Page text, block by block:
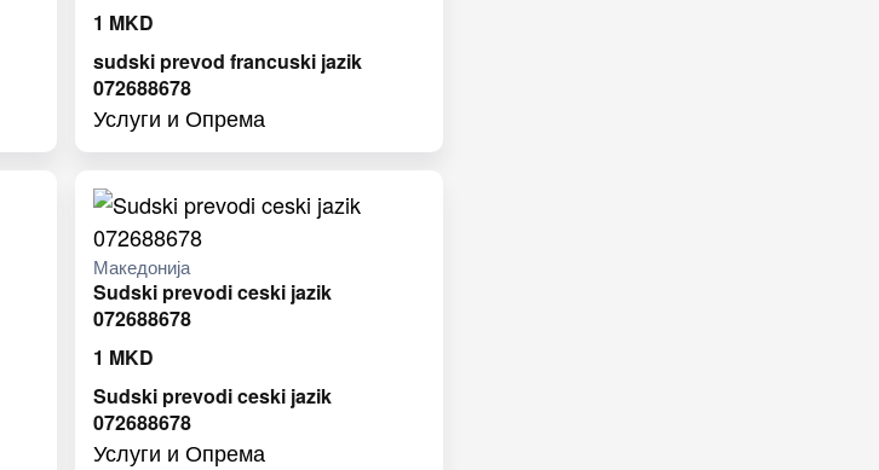
1 MKD
sudski prevod francuski jazik
072688678
Услуги и Опрема
Македонија
Sudski prevodi ceski jazik
072688678
1 MKD
Sudski prevodi ceski jazik
072688678
Услуги и Опрема